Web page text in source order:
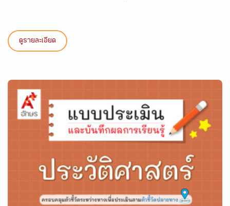
ดูรายละเอียด